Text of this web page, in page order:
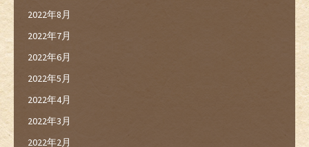
2022年8月
2022年7月
2022年6月
2022年5月
2022年4月
2022年3月
2022年2月